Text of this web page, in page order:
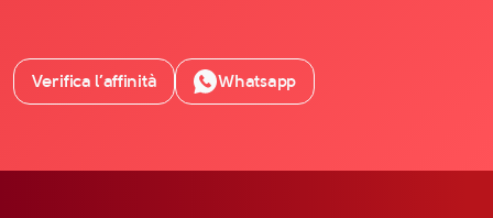
Verifica l’affinità Whatsapp